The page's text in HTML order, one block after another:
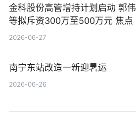
金科股份高管增持计划启动 郭伟
等拟斥资300万至500万元 焦点
2026-06-27
南宁东站改造一新迎暑运
2026-06-26